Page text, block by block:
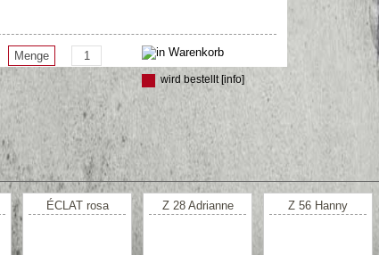
Menge
wird bestellt [info]
ÉCLAT rosa Z 28 Adrianne Z 56 Hanny